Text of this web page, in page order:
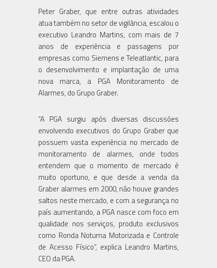
Peter Graber, que entre outras atividades
atua também no setor de vigilância, escalou o
executivo Leandro Martins, com mais de 7
anos de experiência e passagens por
empresas como Siemens e Teleatlantic, para
o desenvolvimento e implantação de uma
nova marca, a PGA Monitoramento de
Alarmes, do Grupo Graber.
“A PGA surgiu após diversas discussões
envolvendo executivos do Grupo Graber que
possuem vasta experiência no mercado de
monitoramento de alarmes, onde todos
entendem que o momento de mercado é
muito oportuno, e que desde a venda da
Graber alarmes em 2000, não houve grandes
saltos neste mercado, e com a segurança no
país aumentando, a PGA nasce com foco em
qualidade nos serviços, produto exclusivos
como Ronda Noturna Motorizada e Controle
de Acesso Físico”, explica Leandro Martins,
CEO da PGA.